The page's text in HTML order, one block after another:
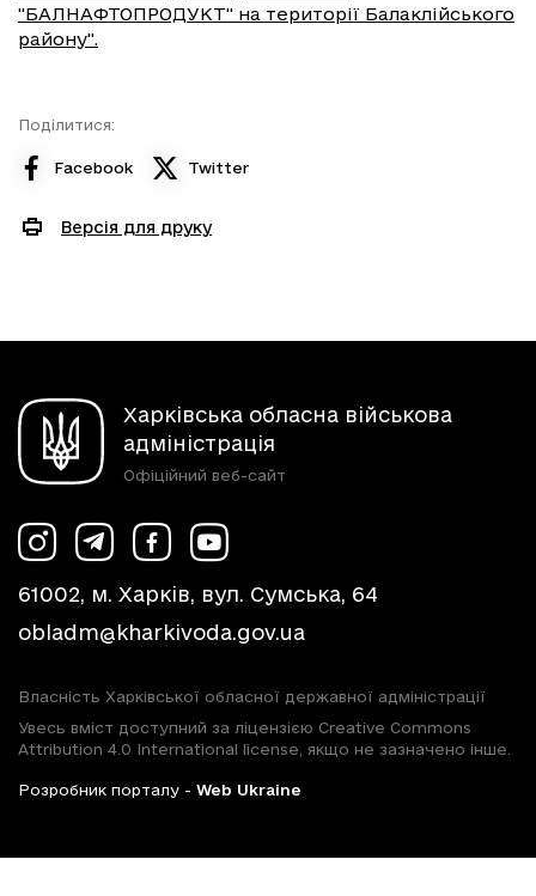
"БАЛНАФТОПРОДУКТ" на території Балаклійського
району".
Поділитися:
Facebook Twitter
Версія для друку
Харківська обласна військова
адміністрація
Офіційний веб-сайт
61002, м. Харків, вул. Сумська, 64
obladm@kharkivoda.gov.ua
Власність Харківської обласної державної адміністрації
Увесь вміст доступний за ліцензією Creative Commons
Attribution 4.0 International license, якщо не зазначено інше.
Розробник порталу - Web Ukraine